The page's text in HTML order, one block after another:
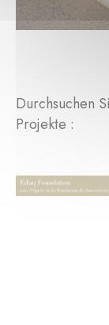
Durchsuchen
Projekte :